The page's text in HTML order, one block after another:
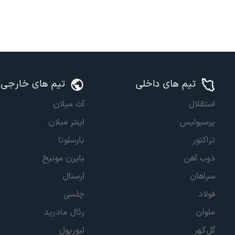
تیم های داخلی
استقلال
پرسپولیس
تراکتور
ذوب آهن
سپاهان
فولاد
ملوان
گل‌گهر
تیم های خارجی
آث میلان
اینتر میلان
بارسلونا
بایرن مونیخ
آرسنال
چلسی
رئال مادرید
لیورپول